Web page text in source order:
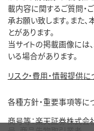
載内容に関するご質問・
承お願い致します。また
とがあります。
当サイトの掲載画像には
いる場合があります。
リスク・費用・情報提供に
各種方針・重要事項等に
商号等：楽天証券株式会